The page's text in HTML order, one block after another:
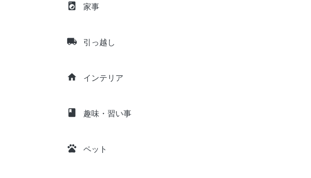
local_laundry_service 家事
local_shipping 引っ越し
home インテリア
class 趣味・習い事
pets ペット